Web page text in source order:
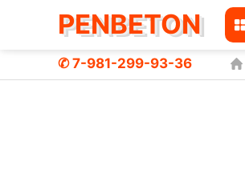
✆ 7-981-299-93-36
PENBETON
содержимому
Главная Магазин Товары БАС1000К1